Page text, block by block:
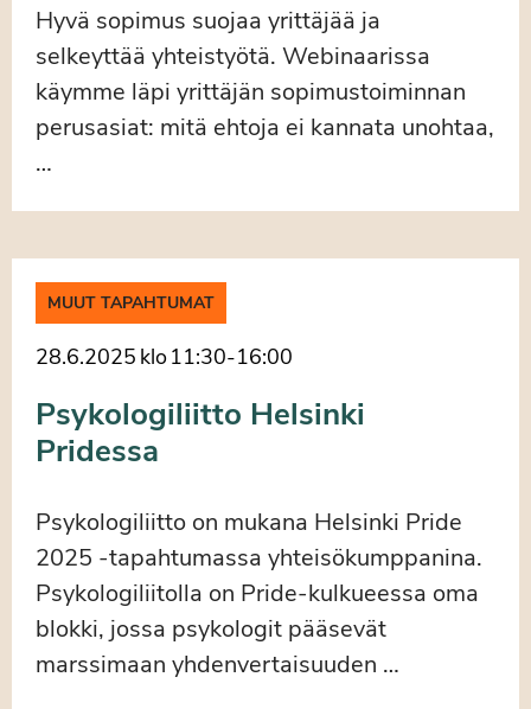
Hyvä sopimus suojaa yrittäjää ja
selkeyttää yhteistyötä. Webinaarissa
käymme läpi yrittäjän sopimustoiminnan
perusasiat: mitä ehtoja ei kannata unohtaa,
…
MUUT TAPAHTUMAT
28.6.2025 klo11:30-16:00
Psykologiliitto Helsinki
Pridessa
Psykologiliitto on mukana Helsinki Pride
2025 -tapahtumassa yhteisökumppanina.
Psykologiliitolla on Pride-kulkueessa oma
blokki, jossa psykologit pääsevät
marssimaan yhdenvertaisuuden …